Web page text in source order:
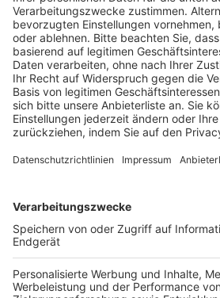
Schulungsangebot Vereinsmitarbeiter
BFV-Geschäftsstellen
Trainerbörse
Login SpielPlus
FOLGE DEM BFV
TOP-VEREINE